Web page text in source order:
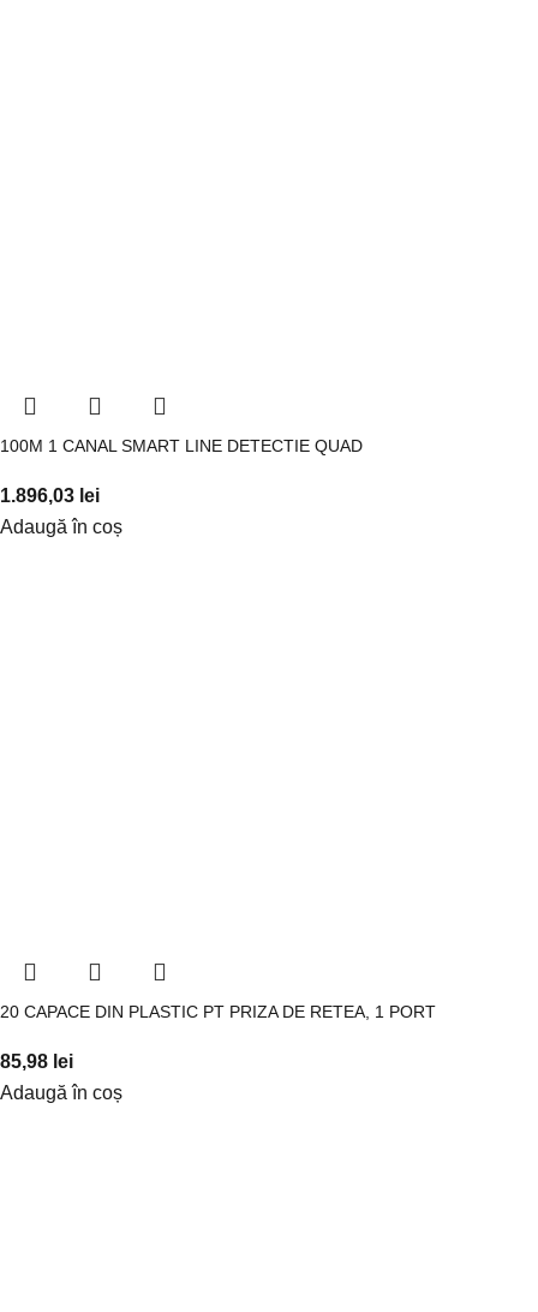
100M 1 CANAL SMART LINE DETECTIE QUAD
1.896,03 lei
Adaugă în coș
20 CAPACE DIN PLASTIC PT PRIZA DE RETEA, 1 PORT
85,98 lei
Adaugă în coș